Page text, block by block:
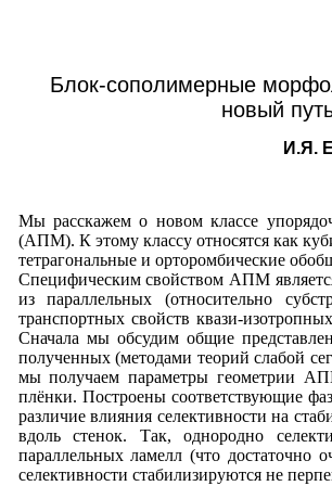
Блок-сополимерные
новый
И.Я.
Мы расскажем о новом классе
(АПМ). К этому классу относятся как
тетрагональные и орторомбические
Специфическим свойством АПМ
из параллельных (относительно
транспортных свойств квази-
Сначала мы обсудим общие
полученных (методами теорий слабой
мы получаем параметры геометрии
плёнки. Построены соответствующие
различие влияния селективности на
вдоль стенок. Так, однородно
параллельных ламелл (что достаточно
селективности стабилизируются не